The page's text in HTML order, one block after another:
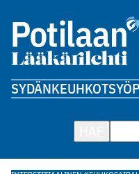
SYDÄNKEUHKOT